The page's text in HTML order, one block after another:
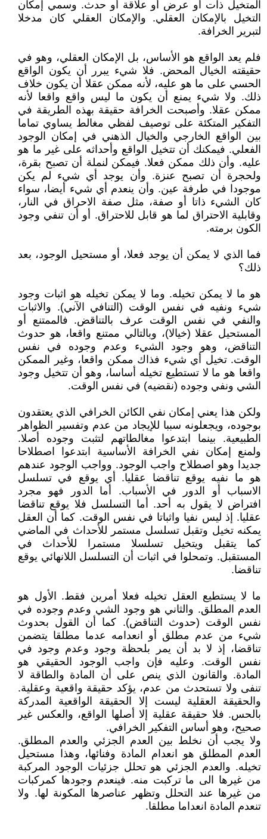
المتخيل ذات أو عرض أو علاقة أو حدث. وسمي إمكان
التخيل بالإمكان العقلي. والإمكان العقلي كان مدخلا
لتبرير الخرافة.
فلم يعد الواقع هو الأساس، بل الإمكان العقلي، وهو في
حقيقته الخيال المحض. فلا شيء يبرر أن يكون الواقع
الحسي على ما هو عليه، لأنه ممكن عقلا أن يكون خلاف
ذلك. ولا شيء يمنع أن يكون ما ليس واقع واقعا لأنه
ممكن عقلا. وأصبحت الخرافة حقيقة بهذه الطريقة في
التفكير المتكئة على توصيف لفظي مغالط يساوي تماما
بين الواقع الخارجي والخيال الذهني في إمكان الوجود
الفعلي. فيمكنك أن تتخيل الواقع وأحداثه على غير ما هو
عليه. وأن ذلك ممكن فعلا. فيمكن لنملة أن تصبح بقرة،
ولحجرة أن تصبح عنزة. وأن يوجد أي شيء لم يكن
موجودا في طرفة عين. وأن ينعدم أي شيء أيضا، سواء
كان الشيء ذاتا أو صفة، مثل صفة الاحراق في النار،
وقابلية الاحتراق لما هو قابل للاحتراق. أو أن تنفي وجود
الكون برمته.
فما الذي لا يمكن أن يوجد فعلا، أو مستحيل الوجود، بعد
ذلك؟
هو ما لا يمكن تخيله. وما لا يمكن تخيله هو اثبات وجود
شيء ونفيه في نفس الوقت (التنافي الآني). والاثبات
والنفي في نفس الوقت عرف بالتناقض. فالممتنع أو
المستحيل عقلا (خيالا)، وبالتالي ممتنع واقعا، هو حدوث
التناقض، وهو وجود الشيء وعدم وجوده في نفس
الوقت. تخيل أي شيء فذاك ممكن واقعا، وغير الممكن
واقعا هو ما لا تستطيع تخيله أساسا، وهو أن تتخيل وجود
الشي ونفي وجوده (نقضيه) في نفس الوقت.
ولكن هذا يعني إمكان نفي الكائن الخرافي الذي يعتقدون
بوجوده، ويجعلونه سببا للإيجاد من عدم وتفسير الظواهر
الطبيعية. بينما ابتدعوا مغالطاتهم لتثبت وجوده أصلا.
ولمنع إمكان نفي الخرافة الأساسية ابتدعوا اصطلاحا
جديدا وهو اصطلاح واجب الوجود. وواجب الوجود عندهم
هو ما نفيه يوقع تناقضا عقليا. أي يوقع في تسلسل
الاسباب أو الدور في الأسباب. أما الدور فهو مجرد
افتراض لا يقول به أحد. أما التسلسل فلا يوقع تناقضا
عقليا. إذ ليس نفيا واثباتا في نفس الوقت. كما أن العقل
يمكنه تخيل وتقبل تسلسل مستمر للأحداث في الماضي
كما يتقبل ويتخيل تسلسلا مستمرا للأحداث في
المستقبل. وتمحلوا في اثبات أن التسلسل اللانهائي يوقع
تناقضا.
ما لا يستطيع العقل تخيله فعلا أمرين فقط. الأول هو
العدم المطلق. والثاني هو وجود الشي وعدم وجوده في
نفس الوقت (حدوث التناقض). كما أن القول بحدوث
شيء من عدم مطلق أو انعدامه عدما مطلقا يتضمن
تناقضا، إذ لا بد أن يمر بلحظة وجود وعدم وجود في
نفس الوقت. وعليه فإن واجب الوجود الحقيقي هو
المادة. والقانون الذي ينص على أن المادة والطاقة لا
تنفى ولا تستحدث من عدم، يؤكد حقيقة واقعية وعقلية.
والحقيقة العقلية ليست إلا الحقيقة الواقعية المدركة
بالحس. فلا حقيقة عقلية إلا أصلها الواقع، والعكس غير
صحيح، وهو أساس التفكير الخرافي.
ولا يجب أن نخلط بين العدم الجزئي والعدم المطلق.
العدم المطلق هو انعدام المادة وفنائها، وهذا مستحيل
تخيله. والعدم الجزئي هو تحلل جزئيات الوجود المركبة
من غيرها الى ما تركبت منه. فينعدم وجودها كمركبات
من غيرها عند التحلل وتظهر عناصرها المكونة لها. ولا
تنعدم المادة انعداما مطلقا.